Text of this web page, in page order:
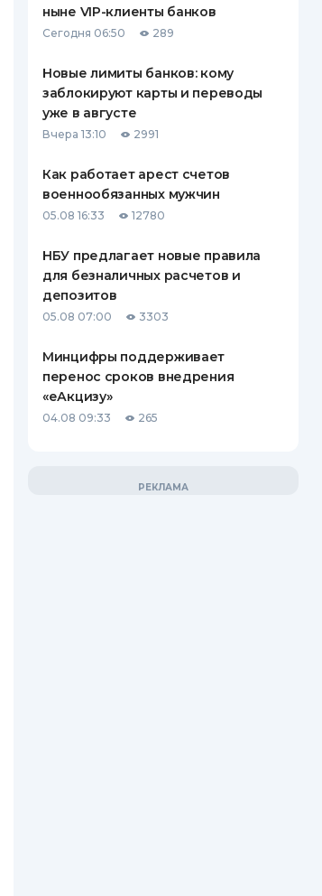
ПУТЕВОДИТЕЛИ ПО
ВСЕ СТРАХОВЫЕ ПОЛИСЫ
СТРАХОВЫЕ КОМПАНИИ
КОМПАНИЯХ
ныне VIP-клиенты банков
Сегодня 06:50 289
Новые лимиты банков: кому
заблокируют карты и переводы
уже в августе
Вчера 13:10 2991
Как работает арест счетов
военнообязанных мужчин
05.08 16:33 12780
НБУ предлагает новые правила
для безналичных расчетов и
депозитов
05.08 07:00 3303
Минцифры поддерживает
перенос сроков внедрения
«еАкцизу»
04.08 09:33 265